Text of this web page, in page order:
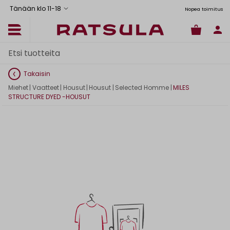
Tänään klo 11-18
Toimituskulut alk. 6,90€
Manner-Suomeen yli 120 euron tilauksiin
Ilmainen nouto myymälästä Nopea toimitus
Takaisin
Miehet| Vaatteet| Housut | Housut | Selected Homme |MILES
STRUCTURE DYED -HOUSUT